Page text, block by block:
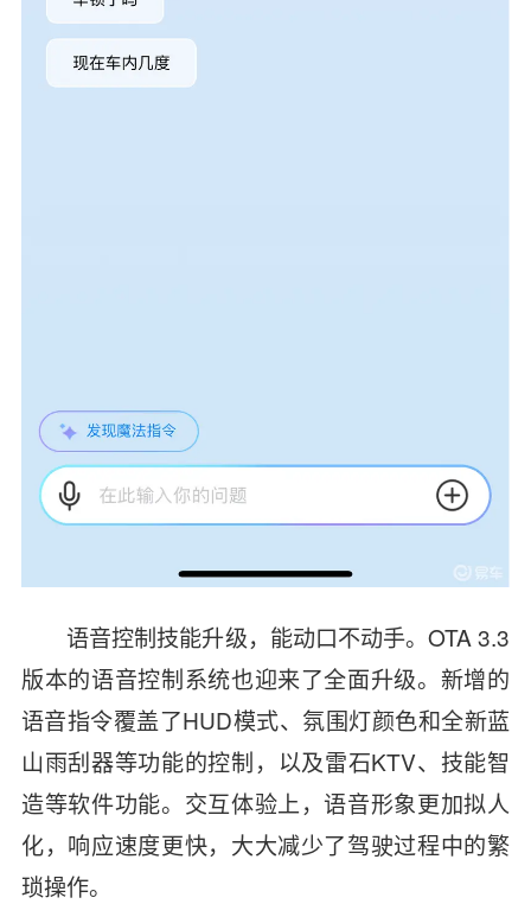
语音控制技能升级，能动口不动手。OTA 3.3
版本的语音控制系统也迎来了全面升级。新增的
语音指令覆盖了HUD模式、氛围灯颜色和全新蓝
山雨刮器等功能的控制，以及雷石KTV、技能智
造等软件功能。交互体验上，语音形象更加拟人
化，响应速度更快，大大减少了驾驶过程中的繁
琐操作。